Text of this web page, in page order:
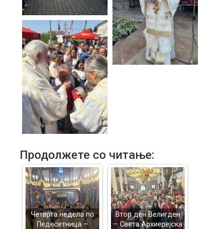
Продолжете со читање:
Четврта недела по
Педесетница –
Втор ден Велигден
– Света Архиерејска